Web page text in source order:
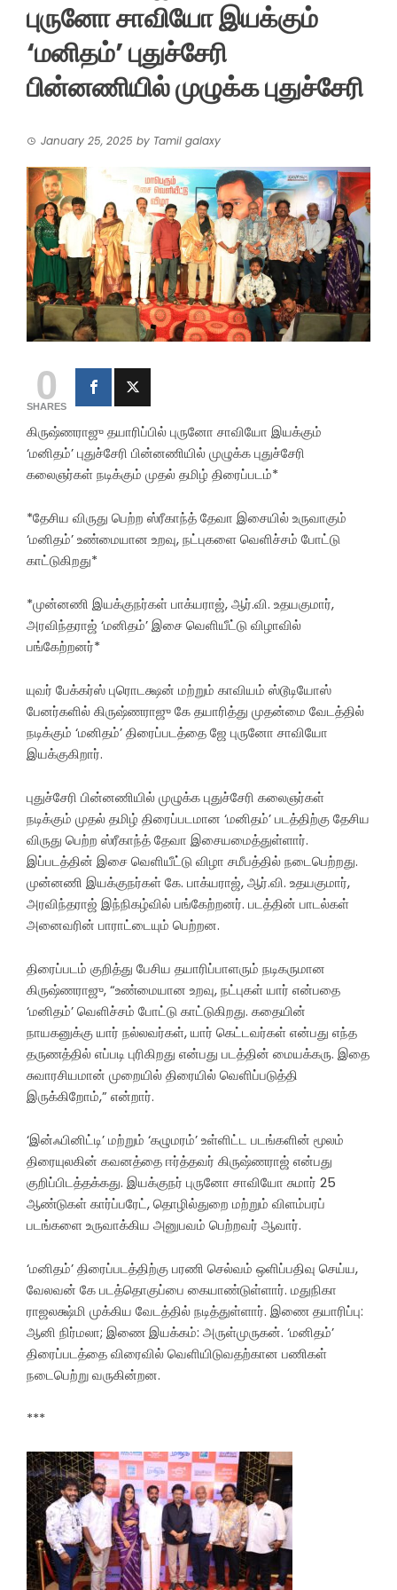
புருனோ சாவியோ இயக்கும்
‘மனிதம்’ புதுச்சேரி
பின்னணியில் முழுக்க புதுச்சேரி
January 25, 2025 by Tamil galaxy
0
SHARES
கிருஷ்ணராஜு தயாரிப்பில் புருனோ சாவியோ இயக்கும்
‘மனிதம்’ புதுச்சேரி பின்னணியில் முழுக்க புதுச்சேரி
கலைஞர்கள் நடிக்கும் முதல் தமிழ் திரைப்படம்*
*தேசிய விருது பெற்ற ஸ்ரீகாந்த் தேவா இசையில் உருவாகும்
‘மனிதம்’ உண்மையான உறவு, நட்புகளை வெளிச்சம் போட்டு
காட்டுகிறது*
*முன்னணி இயக்குநர்கள் பாக்யராஜ், ஆர்.வி. உதயகுமார்,
அரவிந்தராஜ் ‘மனிதம்’ இசை வெளியீட்டு விழாவில்
பங்கேற்றனர்*
யுவர் பேக்கர்ஸ் புரொடக்ஷன் மற்றும் காவியம் ஸ்டூடியோஸ்
பேனர்களில் கிருஷ்ணராஜு கே தயாரித்து முதன்மை வேடத்தில்
நடிக்கும் ‘மனிதம்’ திரைப்படத்தை ஜே புருனோ சாவியோ
இயக்குகிறார்.
புதுச்சேரி பின்னணியில் முழுக்க புதுச்சேரி கலைஞர்கள்
நடிக்கும் முதல் தமிழ் திரைப்படமான ‘மனிதம்’ படத்திற்கு தேசிய
விருது பெற்ற ஸ்ரீகாந்த் தேவா இசையமைத்துள்ளார்.
இப்படத்தின் இசை வெளியீட்டு விழா சமீபத்தில் நடைபெற்றது.
முன்னணி இயக்குநர்கள் கே. பாக்யராஜ், ஆர்.வி. உதயகுமார்,
அரவிந்தராஜ் இந்நிகழ்வில் பங்கேற்றனர். படத்தின் பாடல்கள்
அனைவரின் பாராட்டையும் பெற்றன.
திரைப்படம் குறித்து பேசிய தயாரிப்பாளரும் நடிகருமான
கிருஷ்ணராஜு, “உண்மையான உறவு, நட்புகள் யார் என்பதை
‘மனிதம்’ வெளிச்சம் போட்டு காட்டுகிறது. கதையின்
நாயகனுக்கு யார் நல்லவர்கள், யார் கெட்டவர்கள் என்பது எந்த
தருணத்தில் எப்படி புரிகிறது என்பது படத்தின் மையக்கரு. இதை
சுவாரசியமான் முறையில் திரையில் வெளிப்படுத்தி
இருக்கிறோம்,” என்றார்.
‘இன்ஃபினிட்டி’ மற்றும் ‘கழுமரம்’ உள்ளிட்ட படங்களின் மூலம்
திரையுலகின் கவனத்தை ஈர்த்தவர் கிருஷ்ணராஜ் என்பது
குறிப்பிடத்தக்கது. இயக்குநர் புருனோ சாவியோ சுமார் 25
ஆண்டுகள் கார்ப்பரேட், தொழில்துறை மற்றும் விளம்பரப்
படங்களை உருவாக்கிய அனுபவம் பெற்றவர் ஆவார்.
‘மனிதம்’ திரைப்படத்திற்கு பரணி செல்வம் ஒளிப்பதிவு செய்ய,
வேலவன் கே படத்தொகுப்பை கையாண்டுள்ளார். மதுநிகா
ராஜலக்ஷ்மி முக்கிய வேடத்தில் நடித்துள்ளார். இணை தயாரிப்பு:
ஆனி நிர்மலா; இணை இயக்கம்: அருள்முருகன். ‘மனிதம்’
திரைப்படத்தை விரைவில் வெளியிடுவதற்கான‌ பணிகள்
நடைபெற்று வருகின்றன.
***